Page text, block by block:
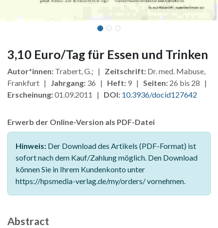
3,10 Euro/Tag für Essen und Trinken
Autor*innen: Trabert, G.; | Zeitschrift: Dr. med. Mabuse,
Frankfurt |
Jahrgang: 36 | Heft: 9 | Seiten: 26 bis 28 |
Erscheinung:01.09.2011 | DOI: 10.3936/docid127642
Erwerb der Online-Version als PDF-Datei
Hinweis: Der Download des Artikels (PDF-Format) ist
sofort nach dem Kauf/Zahlung möglich. Den Download
können Sie in Ihrem Kundenkonto unter
https://hpsmedia-verlag.de/my/orders/ vornehmen.
Abstract